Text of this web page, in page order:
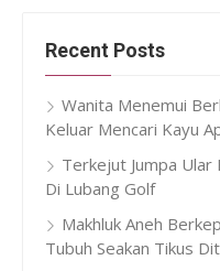
Recent Posts
Wanita Menemui
Keluar Mencari Kayu
Terkejut Jumpa
Di Lubang Golf
Makhluk Aneh
Tubuh Seakan Tikus